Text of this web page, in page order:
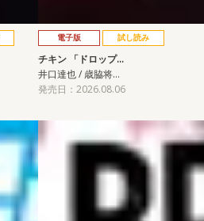
電子版 試し読み
チキン 「ドロップ…
井口達也 / 歳脇将…
発売日：2026.08.06